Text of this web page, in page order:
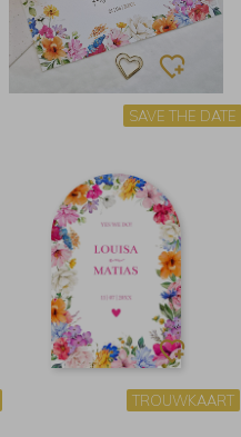
SAVE THE DATE
TROUWKAART